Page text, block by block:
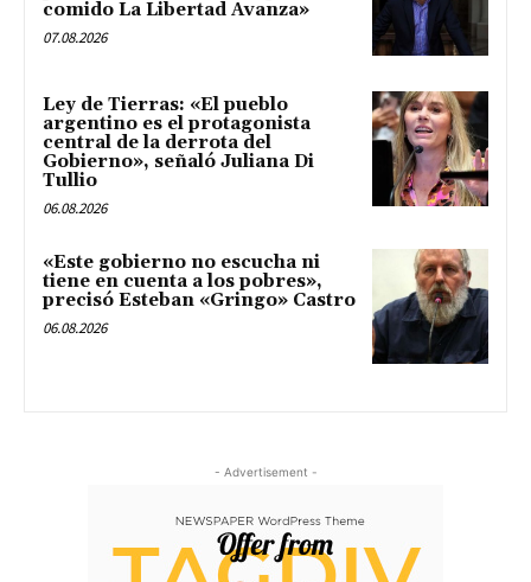
comido La Libertad Avanza»
07.08.2026
Ley de Tierras: «El pueblo
argentino es el protagonista
central de la derrota del
Gobierno», señaló Juliana Di
Tullio
06.08.2026
«Este gobierno no escucha ni
tiene en cuenta a los pobres»,
precisó Esteban «Gringo» Castro
06.08.2026
- Advertisement -